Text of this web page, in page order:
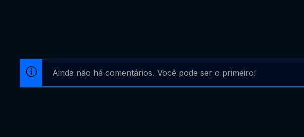
Ainda não há comentários. Você pode ser o primeiro!